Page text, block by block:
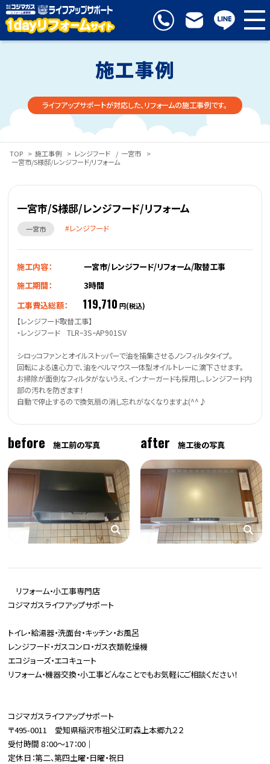
施工事例
ライフアップサポートが対応した、リフォームの施工事例です。
TOP > 施工事例 > レンジフード / 一宮市
>
一宮市/S様邸/レンジフード/リフォーム
一宮市/S様邸/レンジフード/リフォーム
一宮市 レンジフード
施工内容：
一宮市/レンジフード/リフォーム/取替工事
施工期間：
3時間
工事費込総額：
119,710 円(税込)
【レンジフード取替工事】
・レンジフード TLRｰ3SｰAP901SV
シロッコファンとオイルストッパーで油を捕集させるノンフィルタタイプ。
回転による遠心力で、油をベルマウス一体型オイルトレーに滴下させます。
お掃除が面倒なフィルタがないうえ、インナーガードも採用し、レンジフード内
部の汚れを防ぎます！
自動で停止するので換気扇の消し忘れがなくなりますよ(^^♪
before 施工前の写真 after 施工後の写真
リフォーム・小工事専門店
コジマガスライフアップサポート
トイレ・給湯器・洗面台・キッチン・お風呂
レンジフード・ガスコンロ・ガス衣類乾燥機
エコジョーズ・エコキュート
リフォーム・機器交換・小工事どんなことでもお気軽にご相談ください！
コジマガスライフアップサポート
〒495-0011 愛知県稲沢市祖父江町森上本郷九２２
受付時間 8：00～17：00｜
定休日：第二、第四土曜・日曜・祝日